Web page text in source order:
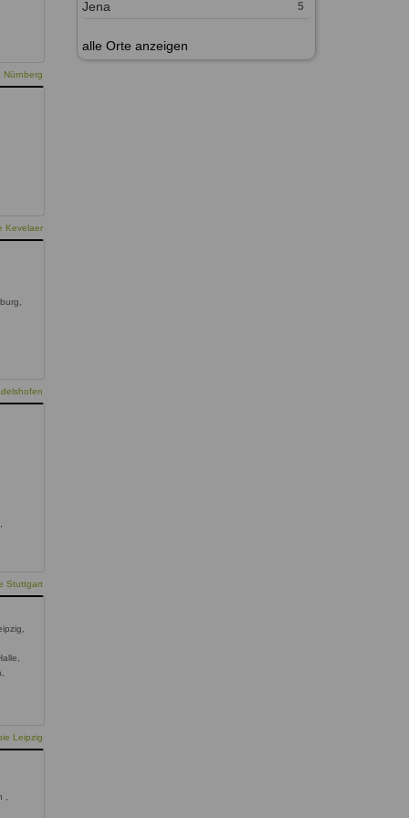
Nürnberg
Kevelaer
Stuttgart
Leipzig
Jena 5
alle Orte anzeigen